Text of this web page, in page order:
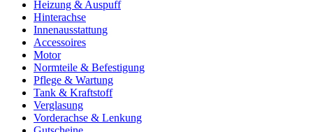
Heizung & Auspuff
Hinterachse
Innenausstattung
Accessoires
Motor
Normteile & Befestigung
Pflege & Wartung
Tank & Kraftstoff
Verglasung
Vorderachse & Lenkung